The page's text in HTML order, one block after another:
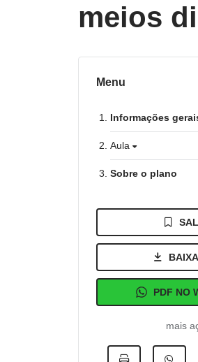
meios
Menu
Informações
Aula
Sobre o plano
PDF NO
mais